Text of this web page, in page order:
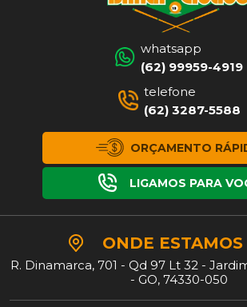
whatsapp
(62) 99959-4919
telefone
(62) 3287-5588
ORÇAMENTO
LIGAMOS PARA
ONDE ESTAMOS
R. Dinamarca, 701 - Qd 97 Lt 32 -
- GO, 74330-050